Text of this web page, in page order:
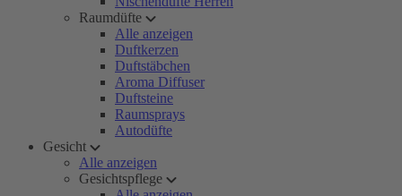
Raumdüfte
Alle anzeigen
Duftkerzen
Duftstäbchen
Aroma Diffuser
Duftsteine
Raumsprays
Autodüfte
Gesicht
Alle anzeigen
Gesichtspflege